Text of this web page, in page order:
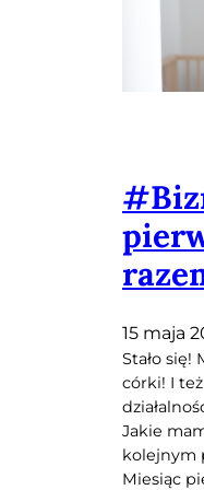
15 maja
Stało się!
córki! I
Jakie
kolejnym
Miesiąc